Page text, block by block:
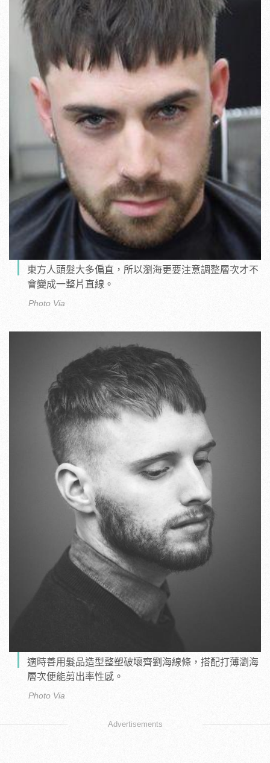
東方人頭髮大多偏直，所以瀏海更要注意調整層次才不
會變成一整片直線。
Photo Via
適時善用髮品造型整塑破壞齊劉海線條，搭配打薄瀏海
層次便能剪出率性感。
Photo Via
Advertisements